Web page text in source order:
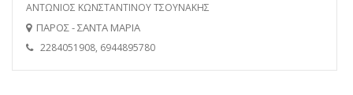
ΑΝΤΩΝΙΟΣ ΚΩΝΣΤΑΝΤΙΝΟΥ ΤΣΟΥΝΑΚΗΣ
ΠΑΡΟΣ - ΣΑΝΤΑ ΜΑΡΙΑ
2284051908, 6944895780